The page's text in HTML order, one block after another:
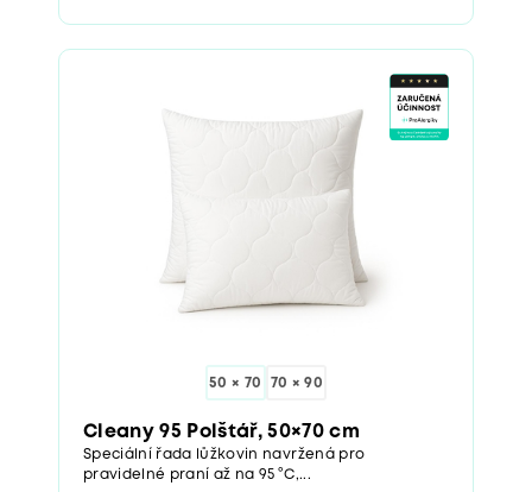
50 × 70 70 × 90
Cleany 95 Polštář, 50×70 cm
Speciální řada lůžkovin navržená pro
pravidelné praní až na 95 °C,...